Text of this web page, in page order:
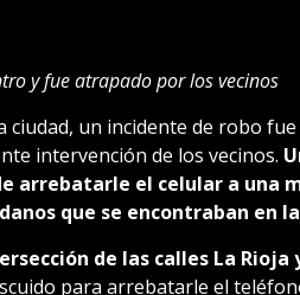
y fue atrapado por los vecinos
ciudad, un incidente de robo
intervención de los vecinos.
arrebatarle el celular a una
que se encontraban en
de las calles La Rioja
para arrebatarle el